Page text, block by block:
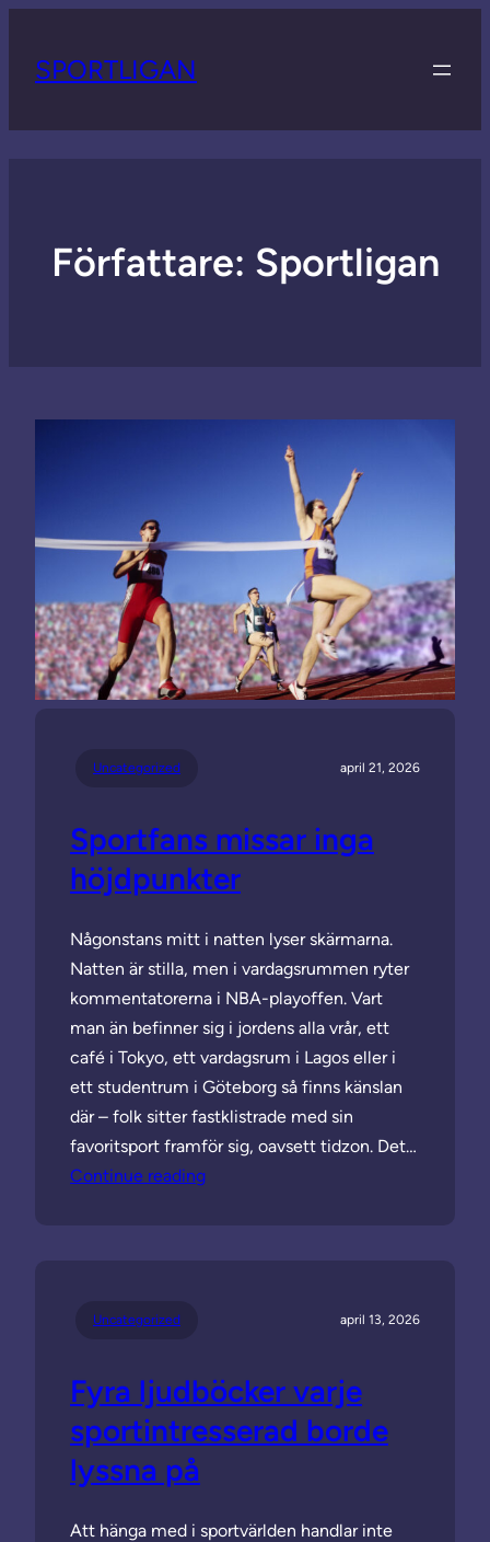
SPORTLIGAN
Författare: Sportligan
Uncategorized april 21, 2026
Sportfans missar inga
höjdpunkter
Någonstans mitt i natten lyser skärmarna.
Natten är stilla, men i vardagsrummen ryter
kommentatorerna i NBA-playoffen. Vart
man än befinner sig i jordens alla vrår, ett
café i Tokyo, ett vardagsrum i Lagos eller i
ett studentrum i Göteborg så finns känslan
där – folk sitter fastklistrade med sin
favoritsport framför sig, oavsett tidzon. Det…
Continue reading
Uncategorized april 13, 2026
Fyra ljudböcker varje
sportintresserad borde
lyssna på
Att hänga med i sportvärlden handlar inte